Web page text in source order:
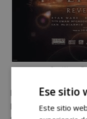
Star Wars –
La sinopsis es la
las Guerra de los
Ese sitio
Este sitio